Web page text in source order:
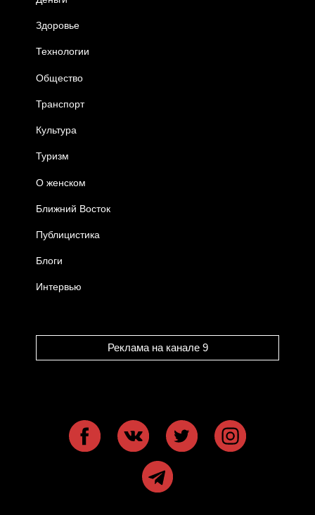
Здоровье
Технологии
Общество
Транспорт
Культура
Туризм
О женском
Ближний Восток
Публицистика
Блоги
Интервью
Реклама на канале 9